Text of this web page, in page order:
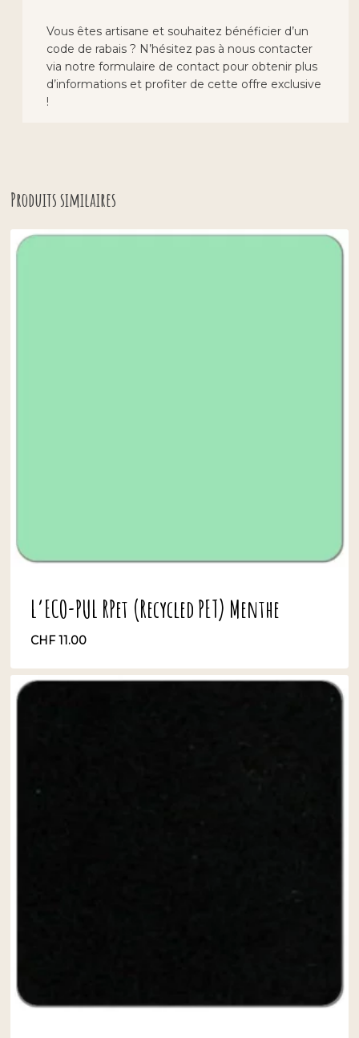
Vous êtes artisane et souhaitez bénéficier d’un
code de rabais ? N’hésitez pas à nous contacter
via notre formulaire de contact pour obtenir plus
d’informations et profiter de cette offre exclusive
!
Produits similaires
L’ECO-PUL RPet (Recycled PET) Menthe
CHF11.00
CHF11.00